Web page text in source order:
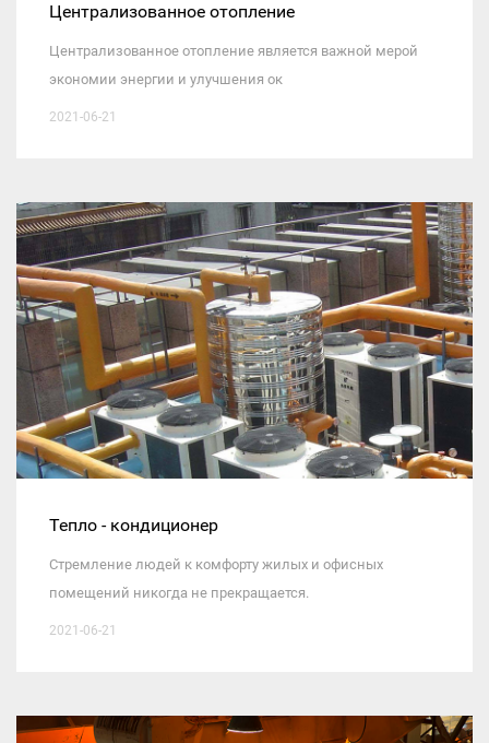
Централизованное отопление
Централизованное отопление является важной мерой
экономии энергии и улучшения ок
2021-06-21
Тепло - кондиционер
Стремление людей к комфорту жилых и офисных
помещений никогда не прекращается.
2021-06-21